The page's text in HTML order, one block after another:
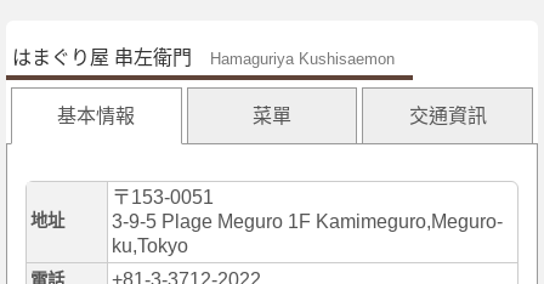
はまぐり屋 串左衛門 Hamaguriya Kushisaemon
基本情報 菜單 交通資訊
地址
〒153-0051
3-9-5 Plage Meguro 1F Kamimeguro,Meguro-
ku,Tokyo